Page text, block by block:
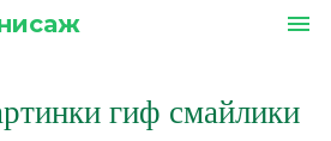
menu
гиф смайлики